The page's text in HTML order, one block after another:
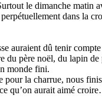
le dimanche matin
dans la
auraient dû tenir
du père noël, du lapin
monde fini.
pour la charrue, nous
qu’on aurait aimé